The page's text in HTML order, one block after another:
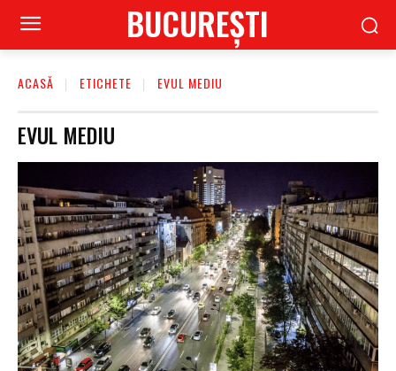
BUCUREŞTI
ACASĂ ETICHETE EVUL MEDIU
EVUL MEDIU